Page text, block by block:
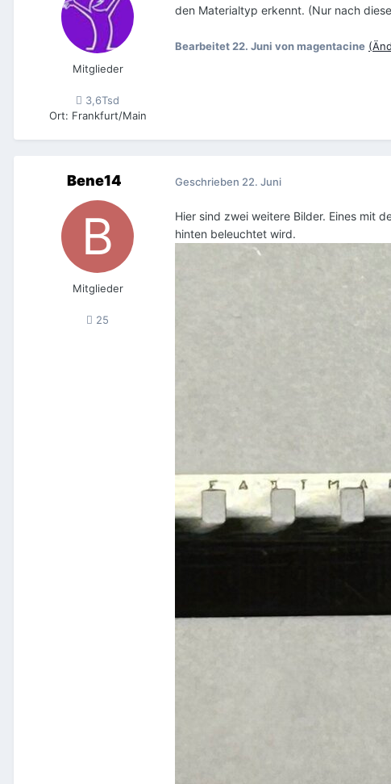
Mitglieder
3,6Tsd
Ort: Frankfurt/Main
den Materialtyp erkennt. (Nur nach
Bearbeitet 22. Juni von magentacine
Bene14
Mitglieder
25
Geschrieben 22. Juni
Hier sind zwei weitere Bilder. Eines mit
hinten beleuchtet wird.